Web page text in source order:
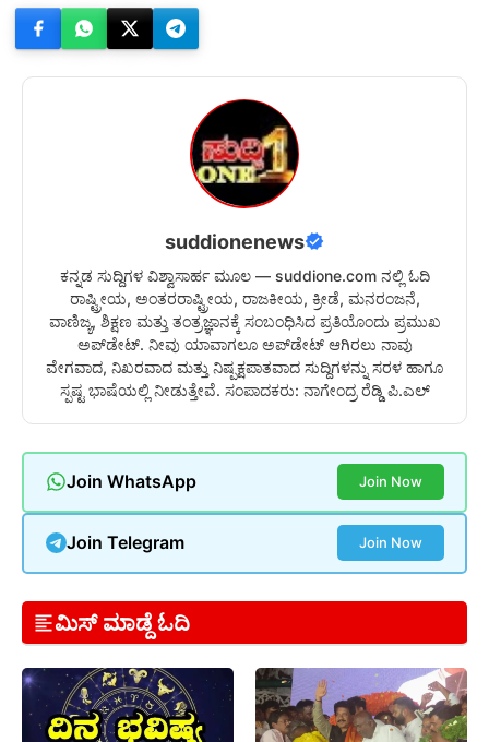
suddionenews
ಕನ್ನಡ ಸುದ್ದಿಗಳ ವಿಶ್ವಾಸಾರ್ಹ ಮೂಲ — suddione.com ನಲ್ಲಿ ಓದಿ
ರಾಷ್ಟ್ರೀಯ, ಅಂತರರಾಷ್ಟ್ರೀಯ, ರಾಜಕೀಯ, ಕ್ರೀಡೆ, ಮನರಂಜನೆ,
ವಾಣಿಜ್ಯ, ಶಿಕ್ಷಣ ಮತ್ತು ತಂತ್ರಜ್ಞಾನಕ್ಕೆ ಸಂಬಂಧಿಸಿದ ಪ್ರತಿಯೊಂದು ಪ್ರಮುಖ
ಅಪ್‌ಡೇಟ್. ನೀವು ಯಾವಾಗಲೂ ಅಪ್‌ಡೇಟ್ ಆಗಿರಲು ನಾವು
ವೇಗವಾದ, ನಿಖರವಾದ ಮತ್ತು ನಿಷ್ಪಕ್ಷಪಾತವಾದ ಸುದ್ದಿಗಳನ್ನು ಸರಳ ಹಾಗೂ
ಸ್ಪಷ್ಟ ಭಾಷೆಯಲ್ಲಿ ನೀಡುತ್ತೇವೆ. ಸಂಪಾದಕರು: ನಾಗೇಂದ್ರ ರೆಡ್ಡಿ ಪಿ.ಎಲ್
Join WhatsApp Join Now
Join Telegram Join Now
ಮಿಸ್ ಮಾಡ್ದೆ ಓದಿ